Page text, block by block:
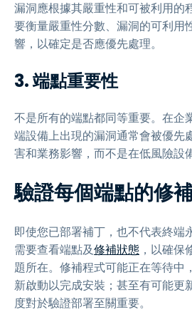
漏洞應根據其嚴重性和可被利用的
要衡量嚴重性分數、漏洞的可利用
響，以確定是否應優先處理。
3. 端點重要性
不是所有的端點都同等重要。在企
端設備上出現的漏洞通常會被優先
害和業務影響，而不是在低風險設
驗證每個端點的修
即使您已部署補丁，也不代表終端
需要查看端點及修補狀態 ，以確保
題所在。修補程式可能正在等待中
新啟動以完成安裝；甚至有可能更
度對於驗證部署至關重要。